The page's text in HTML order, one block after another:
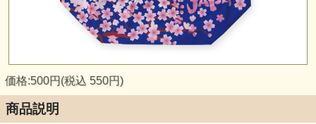
価格:500円(税込 550円)
商品説明